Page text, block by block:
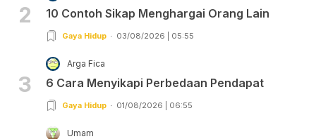
2 10 Contoh Sikap Menghargai Orang Lain
Gaya Hidup 03/08/2026 | 05:55
3
Arga Fica
6 Cara Menyikapi Perbedaan Pendapat
Gaya Hidup 01/08/2026 | 06:55
Umam